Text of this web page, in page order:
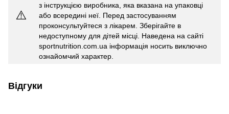
⚠️
з інструкцією виробника, яка вказана на упаковці
або всередині неї. Перед застосуванням
проконсультуйтеся з лікарем. Зберігайте в
недоступному для дітей місці. Наведена на сайті
sportnutrition.com.ua інформація носить виключно
ознайомчий характер.
Відгуки